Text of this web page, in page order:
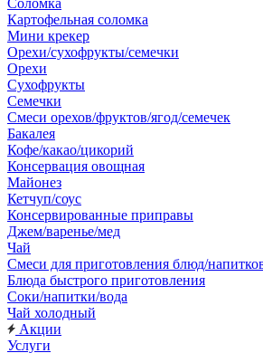
Соломка
Картофельная соломка
Мини крекер
Орехи/сухофрукты/семечки
Орехи
Сухофрукты
Семечки
Смеси орехов/фруктов/ягод/семечек
Бакалея
Кофе/какао/цикорий
Консервация овощная
Майонез
Кетчуп/соус
Консервированные приправы
Джем/варенье/мед
Чай
Смеси для приготовления блюд/
Блюда быстрого приготовления
Соки/напитки/вода
Чай холодный
Акции
Услуги